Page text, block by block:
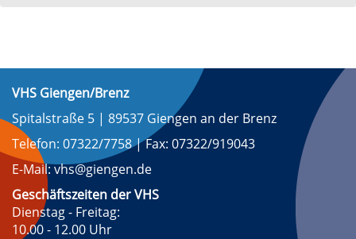
VHS Giengen/Brenz
Spitalstraße 5 | 89537 Giengen an der Brenz
Telefon: 07322/7758 | Fax: 07322/919043
E-Mail: vhs@giengen.de
Geschäftszeiten der VHS
Dienstag - Freitag:
10.00 - 12.00 Uhr